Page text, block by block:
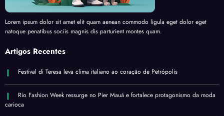
Lorem ipsum dolor sit amet elit quam aenean commodo ligula eget dolor eget
natoque penatibus sociis magnis dis parturient montes quam.
Artigos Recentes
Festival di Teresa leva clima italiano ao coração de Petrópolis
Rio Fashion Week ressurge no Pier Mauá e fortalece protagonismo da moda
carioca